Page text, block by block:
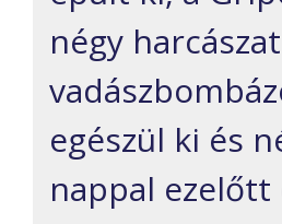
négy
egészül ki és
nappal